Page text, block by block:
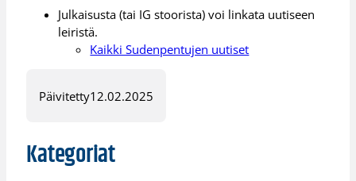
Julkaisusta (tai IG stoorista) voi linkata uutiseen
leiristä.
Kaikki Sudenpentujen uutiset
Päivitetty12.02.2025
Kategoriat